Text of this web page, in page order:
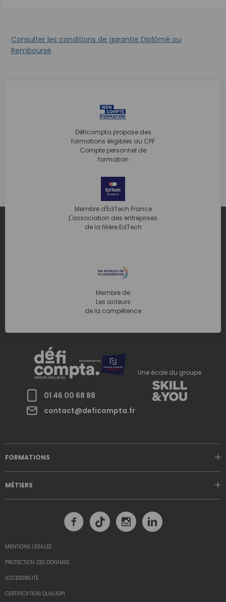
Consulter les conditions de garantie Diplômé ou
Remboursé
Déficompta propose des
formations éligibles au CPF
Compte personnel de
formation
Membre d'EdTech France
L'association des entreprises
de la filière EdTech
Membre de
Les acteurs
de la compétence
01 46 00 68 88
contact@deficompta.fr
Une école du groupe
FORMATIONS
MÉTIERS
MENTIONS LÉGALES
PROTECTION DES DONNEES
ACCESSIBILITÉ
CERTIFICATION QUALIOPI